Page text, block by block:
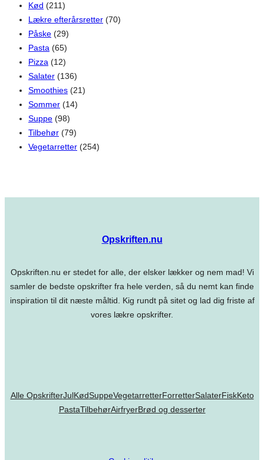
Kød (211)
Lækre efterårsretter (70)
Påske (29)
Pasta (65)
Pizza (12)
Salater (136)
Smoothies (21)
Sommer (14)
Suppe (98)
Tilbehør (79)
Vegetarretter (254)
Opskriften.nu
Opskriften.nu er stedet for alle, der elsker lækker og nem mad! Vi
samler de bedste opskrifter fra hele verden, så du nemt kan finde
inspiration til dit næste måltid. Kig rundt på sitet og lad dig friste af
vores lækre opskrifter.
Alle OpskrifterJulKødSuppeVegetarretterForretterSalaterFiskKeto
PastaTilbehørAirfryerBrød og desserter